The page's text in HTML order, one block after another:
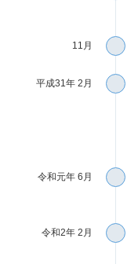
11月
平成31年 2月
令和元年 6月
令和2年 2月